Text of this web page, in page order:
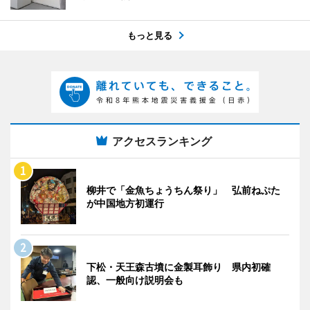
もっと見る
アクセスランキング
柳井で「金魚ちょうちん祭り」 弘前ねぷた
が中国地方初運行
下松・天王森古墳に金製耳飾り 県内初確
認、一般向け説明会も